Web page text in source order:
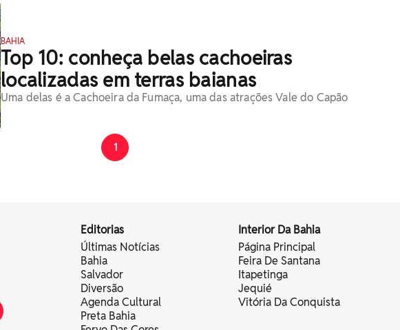
BAHIA
Top 10: conheça belas cachoeiras
localizadas em terras baianas
Uma delas é a Cachoeira da Fumaça, uma das atrações Vale do Capão
1
Editorias
Últimas Notícias
Bahia
Salvador
Diversão
Agenda Cultural
Preta Bahia
Interior Da Bahia
Página Principal
Feira De Santana
Itapetinga
Jequié
Vitória Da Conquista